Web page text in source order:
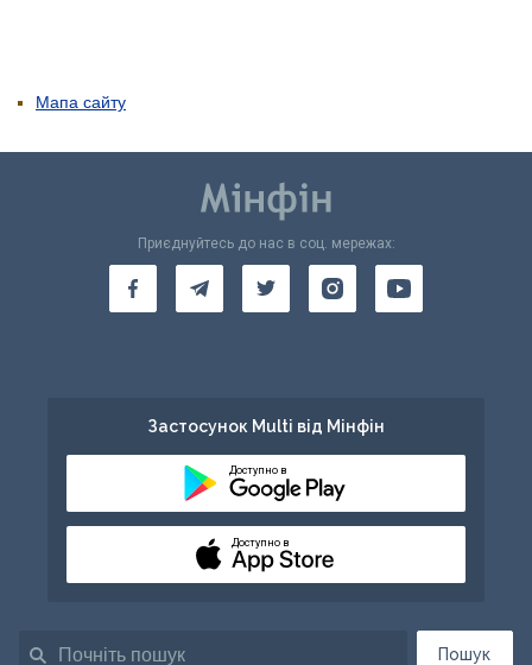
Мапа сайту
Пошук
Приєднуйтесь до нас в соц. мережах:
Застосунок Multi від Мінфін
Доступно в
Доступно в